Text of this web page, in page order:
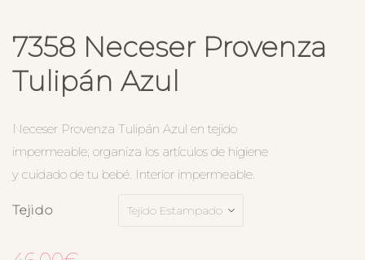
7358 Neceser Provenza
Tulipán Azul
Neceser Provenza Tulipán Azul en tejido
impermeable; organiza los artículos de higiene
y cuidado de tu bebé. Interior impermeable.
Tejido